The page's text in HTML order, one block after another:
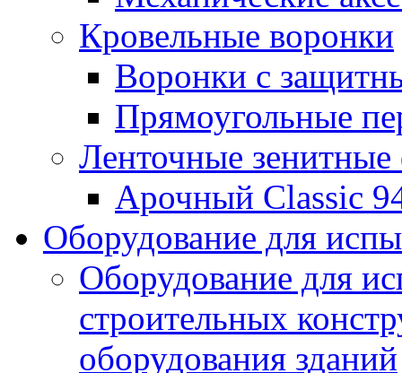
Кровельные воронки
Воронки с
Прямоугольные
Ленточные
Арочный Classic
Оборудование для
Оборудование для
строительных
оборудования зданий